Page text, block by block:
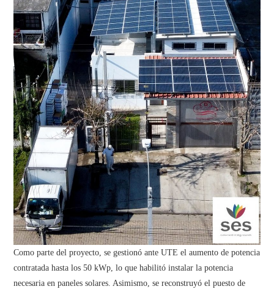
Como parte del proyecto, se gestionó ante UTE el aumento de potencia
contratada hasta los 50 kWp, lo que habilitó instalar la potencia
necesaria en paneles solares. Asimismo, se reconstruyó el puesto de